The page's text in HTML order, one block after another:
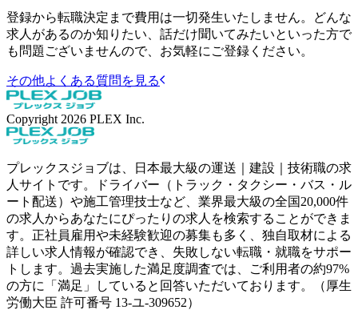
登録から転職決定まで費用は一切発生いたしません。どんな
求人があるのか知りたい、話だけ聞いてみたいといった方で
も問題ございませんので、お気軽にご登録ください。
その他よくある質問を見る
Copyright 2026 PLEX Inc.
プレックスジョブは、日本最大級の運送｜建設｜技術職の求
人サイトです。ドライバー（トラック・タクシー・バス・ル
ート配送）や施工管理技士など、業界最大級の全国20,000件
の求人からあなたにぴったりの求人を検索することができま
す。正社員雇用や未経験歓迎の募集も多く、独自取材による
詳しい求人情報が確認でき、失敗しない転職・就職をサポー
トします。過去実施した満足度調査では、ご利用者の約97%
の方に「満足」していると回答いただいております。（厚生
労働大臣 許可番号 13-ユ-309652）